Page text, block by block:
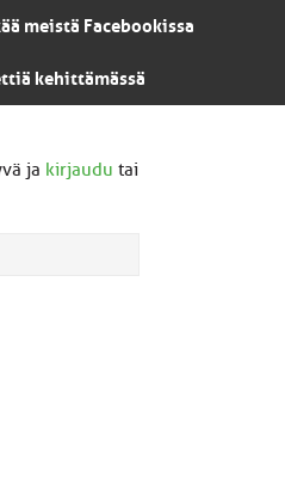
meistä Facebookissa
kehittämässä
ja kirjaudu tai